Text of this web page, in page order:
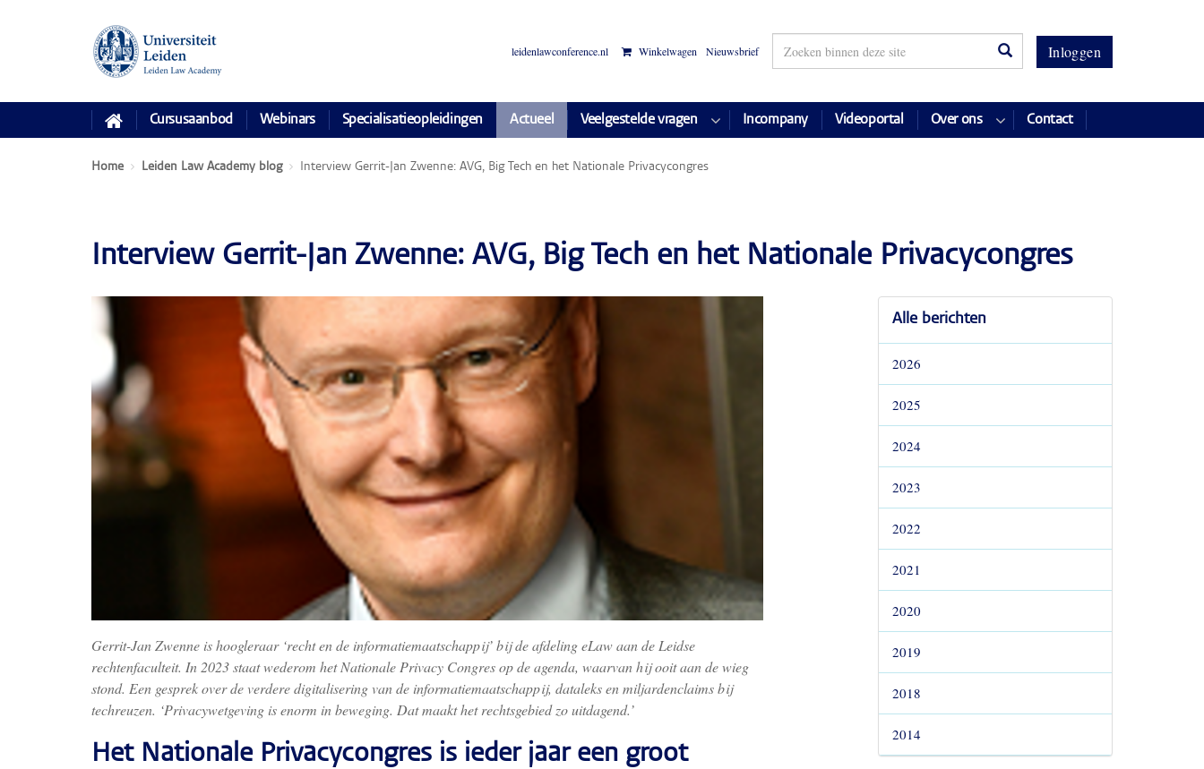
Inloggen
leidenlawconference.nl Winkelwagen Nieuwsbrief
Cursusaanbod Webinars Specialisatieopleidingen Actueel Veelgestelde vragen Incompany Videoportal Over ons Contact
Home Leiden Law Academy blog Interview Gerrit-Jan Zwenne: AVG, Big Tech en het Nationale Privacycongres
Interview Gerrit-Jan Zwenne: AVG, Big Tech en het Nationale Privacycongres
Gerrit-Jan Zwenne is hoogleraar ‘recht en de informatiemaatschappij’ bij de afdeling eLaw aan de Leidse
rechtenfaculteit. In 2023 staat wederom het Nationale Privacy Congres op de agenda, waarvan hij ooit aan de wieg
stond. Een gesprek over de verdere digitalisering van de informatiemaatschappij, dataleks en miljardenclaims bij
techreuzen. ‘Privacywetgeving is enorm in beweging. Dat maakt het rechtsgebied zo uitdagend.’
Het Nationale Privacycongres is ieder jaar een groot
Alle berichten
2026
2025
2024
2023
2022
2021
2020
2019
2018
2014